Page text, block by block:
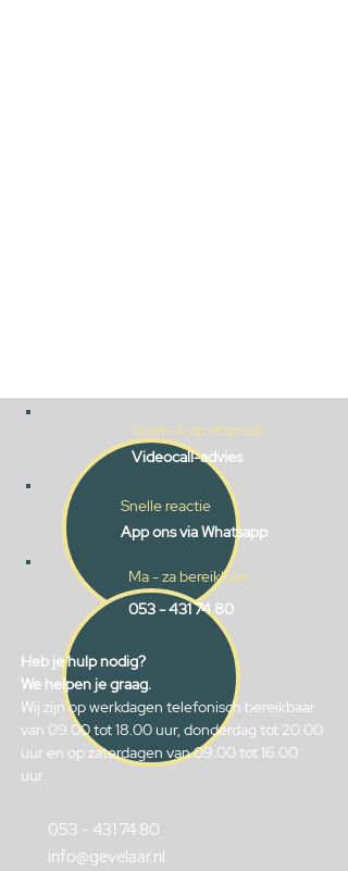
Gratis & op afspraak
Videocall-advies
Snelle reactie
App ons via Whatsapp
Ma - za bereikbaar
053 - 431 74 80
Heb je hulp nodig?
We helpen je graag.
Wij zijn op werkdagen telefonisch bereikbaar
van 09.00 tot 18.00 uur, donderdag tot 20.00
uur en op zaterdagen van 09.00 tot 16.00
uur.
053 - 431 74 80
info@gevelaar.nl